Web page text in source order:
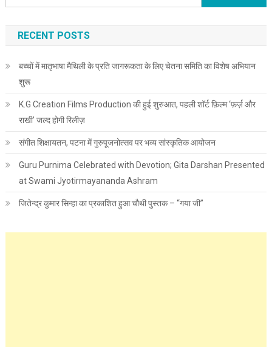
RECENT POSTS
बच्चों में मातृभाषा मैथिली के प्रति जागरूकता के लिए चेतना समिति का विशेष अभियान
शुरू
K.G Creation Films Production की हुई शुरुआत, पहली शॉर्ट फ़िल्म ‘फ़र्ज़ और
राखी’ जल्द होगी रिलीज़
संगीत शिक्षायतन, पटना में गुरुपूजनोत्सव पर भव्य सांस्कृतिक आयोजन
Guru Purnima Celebrated with Devotion; Gita Darshan Presented
at Swami Jyotirmayananda Ashram
जितेन्द्र कुमार सिन्हा का प्रकाशित हुआ चौथी पुस्तक – “गया जी”